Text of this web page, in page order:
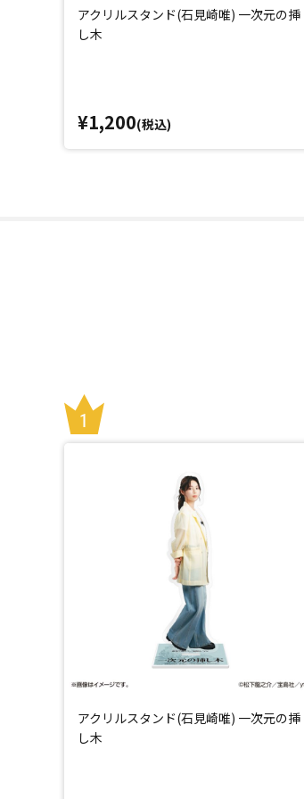
アクリルスタンド(石見崎唯) 一次元の挿
し木
¥1,200(税込)
アクリルスタンド(石見崎唯) 一次元の挿
し木